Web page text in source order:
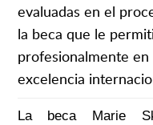
evaluadas en el
la beca que le
profesionalmente
excelencia
La beca Marie